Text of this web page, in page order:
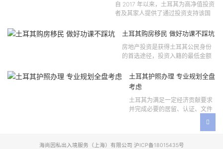
自 2017 年以来，土耳其为高净值投资
者及其家人提供了通过投资支持该国
会。 该计划的一大亮点在于其涵盖广
土耳其购房移民 做好功课不踩坑
房地产投资是获得土耳其公民身份
的首选途径，投资入籍的最低金额
二手房产。这一门槛自2019年调整
以来一直未变，适用于经持牌...
土耳其护照办理 专业规划全盘
考虑
土耳其为满足一定经济贡献要求
并完成必要的居留、认证、文件
准备和入籍申请步骤的外国投资
海尚因私出入境服务（上海）有限公司 沪ICP备18015435号